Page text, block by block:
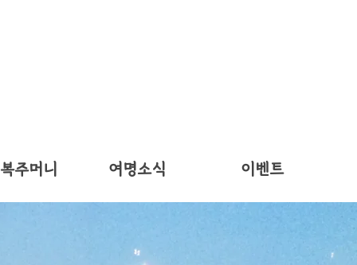
주머니 여명소식 이벤트